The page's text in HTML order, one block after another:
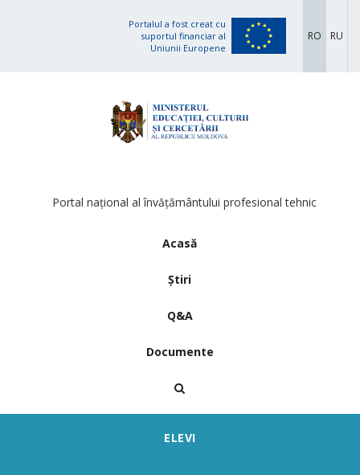
Portalul a fost creat cu
suportul financiar al
Uniunii Europene
RO RU
Portal național al învățământului profesional tehnic
Acasă
Știri
Q&A
Documente
ELEVI